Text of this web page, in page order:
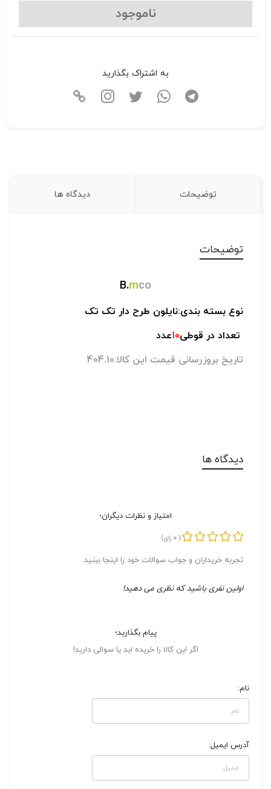
ناموجود
به اشتراک بگذارید
توضیحات دیدگاه ها
توضیحات
B.mco
نوع بسته بندی:نایلون طرح دار تک تک
تعداد در قوطی10عدد
تاریخ بروزرسانی قیمت این کالا:404.10
دیدگاه ها
امتیاز و نظرات دیگران؛
(
0 رای)
تجربه خریداران و جواب سوالات خود را اینجا ببنید.
اولین نفری باشید که نظری می دهید!
پیام بگذارید؛
اگر این کالا را خریده اید یا سوالی دارید!
نام:
آدرس ایمیل: